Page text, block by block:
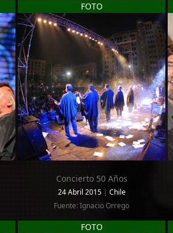
FOTO
Concierto 50 Años
24 Abril 2015 | Chile
Fuente: Ignacio Orrego
FOTO